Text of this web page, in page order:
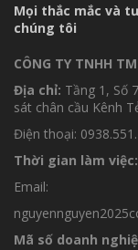
Mọi thắc mắc và
chúng tôi
CÔNG TY TNHH
Địa chỉ: Tầng 1, Số
sát chân cầu Kênh
Điện thoại:
Thời gian làm việc:
Email:
Mã số doanh